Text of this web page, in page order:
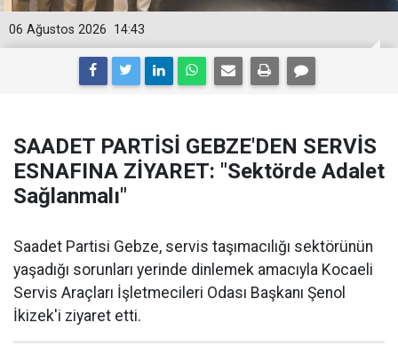
14:43
06 Ağustos 2026
SAADET PARTİSİ GEBZE'DEN SERVİS
ESNAFINA ZİYARET: "Sektörde Adalet
Sağlanmalı"
Saadet Partisi Gebze, servis taşımacılığı sektörünün
yaşadığı sorunları yerinde dinlemek amacıyla Kocaeli
Servis Araçları İşletmecileri Odası Başkanı Şenol
İkizek'i ziyaret etti.